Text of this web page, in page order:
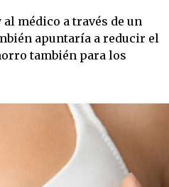
médico a través de un
apuntaría a reducir el
también para los